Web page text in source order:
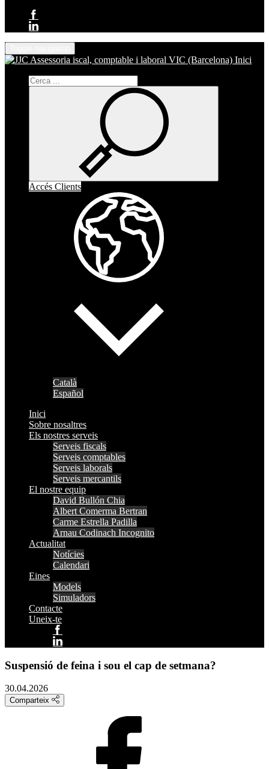
Inici
Accés Clients
Català
Español
Inici
Sobre nosaltres
Els nostres serveis
Serveis fiscals
Serveis comptables
Serveis laborals
Serveis mercantils
El nostre equip
David Bullón Chia
Albert Comerma Bertran
Carme Estrella Padilla
Arnau Codinach Incognito
Actualitat
Notícies
Calendari
Eines
Models
Simuladors
Contacte
Uneix-te
Suspensió de feina i sou el cap de setmana?
30.04.2026
Comparteix